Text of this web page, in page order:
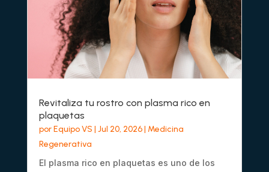
Revitaliza tu rostro con plasma rico en
plaquetas
porEquipo VS | Jul 20, 2026| Medicina
Regenerativa
El plasma rico en plaquetas es uno de los